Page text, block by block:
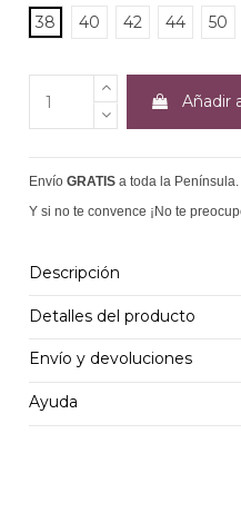
38
40 42 44 50
Añadir
Envío GRATIS a toda la Península.
Y si no te convence ¡No te
Descripción
Detalles del producto
Envío y devoluciones
Ayuda